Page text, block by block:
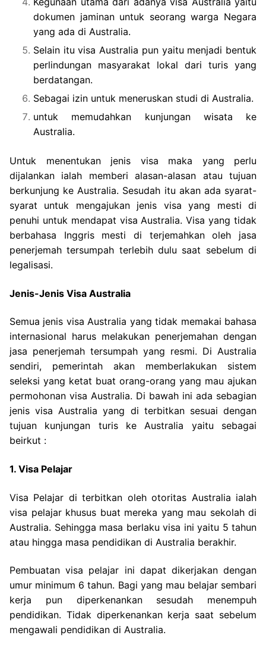
dokumen jaminan untuk seorang warga Negara
yang ada di Australia.
Selain itu visa Australia pun yaitu menjadi bentuk
perlindungan masyarakat lokal dari turis yang
berdatangan.
Sebagai izin untuk meneruskan studi di Australia.
untuk memudahkan kunjungan wisata ke
Australia.
Untuk menentukan jenis visa maka yang perlu
dijalankan ialah memberi alasan-alasan atau tujuan
berkunjung ke Australia. Sesudah itu akan ada syarat-
syarat untuk mengajukan jenis visa yang mesti di
penuhi untuk mendapat visa Australia. Visa yang tidak
berbahasa Inggris mesti di terjemahkan oleh jasa
penerjemah tersumpah terlebih dulu saat sebelum di
legalisasi.
Jenis-Jenis Visa Australia
Semua jenis visa Australia yang tidak memakai bahasa
internasional harus melakukan penerjemahan dengan
jasa penerjemah tersumpah yang resmi. Di Australia
sendiri, pemerintah akan memberlakukan sistem
seleksi yang ketat buat orang-orang yang mau ajukan
permohonan visa Australia. Di bawah ini ada sebagian
jenis visa Australia yang di terbitkan sesuai dengan
tujuan kunjungan turis ke Australia yaitu sebagai
beirkut :
1. Visa Pelajar
Visa Pelajar di terbitkan oleh otoritas Australia ialah
visa pelajar khusus buat mereka yang mau sekolah di
Australia. Sehingga masa berlaku visa ini yaitu 5 tahun
atau hingga masa pendidikan di Australia berakhir.
Pembuatan visa pelajar ini dapat dikerjakan dengan
umur minimum 6 tahun. Bagi yang mau belajar sembari
kerja pun diperkenankan sesudah menempuh
pendidikan. Tidak diperkenankan kerja saat sebelum
mengawali pendidikan di Australia.